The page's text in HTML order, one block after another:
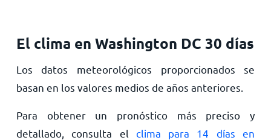
El clima en Washington DC 30 días
Los datos meteorológicos proporcionados se
basan en los valores medios de años anteriores.
Para obtener un pronóstico más preciso y
detallado, consulta el clima para 14 días en